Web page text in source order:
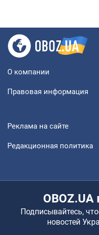
О компании
Правовая информация
Реклама на сайте
Редакционная политика
OBOZ.UA
Подписывайтесь,
новостей